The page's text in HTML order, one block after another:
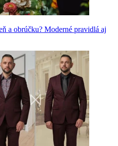
a obrúčku? Moderné pravidlá aj